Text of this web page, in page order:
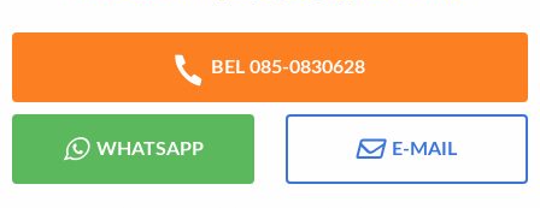
BEL 085-0830628
WHATSAPP E-MAIL